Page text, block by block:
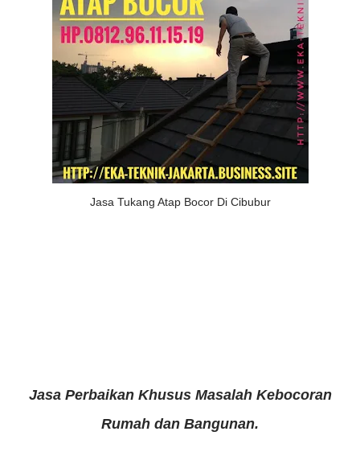
Jasa Tukang Atap Bocor Di Cibubur
Jasa Perbaikan Khusus Masalah Kebocoran
Rumah dan Bangunan.